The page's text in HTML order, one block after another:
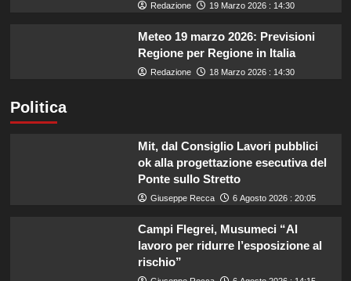
Redazione 19 Marzo 2026 : 14:30
Meteo 19 marzo 2026: Previsioni
Regione per Regione in Italia
Redazione 18 Marzo 2026 : 14:30
Politica
Mit, dal Consiglio Lavori pubblici
ok alla progettazione esecutiva del
Ponte sullo Stretto
Giuseppe Recca 6 Agosto 2026 : 20:05
Campi Flegrei, Musumeci “Al
lavoro per ridurre l’esposizione al
rischio”